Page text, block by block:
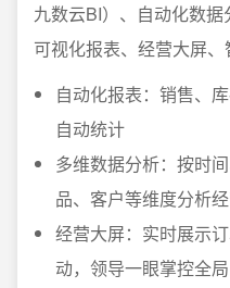
九数云BI）、自动化数
可视化报表、经营大屏、
自动化报表：销售、
自动统计
多维数据分析：按时
品、客户等维度分析
经营大屏：实时展示
动，领导一眼掌控全局